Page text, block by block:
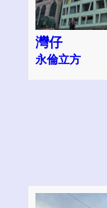
灣仔
永倫立方